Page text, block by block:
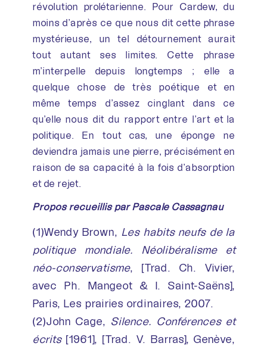
révolution prolétarienne. Pour Cardew, du
moins d’après ce que nous dit cette phrase
mystérieuse, un tel détournement aurait
tout autant ses limites. Cette phrase
m’interpelle depuis longtemps ; elle a
quelque chose de très poétique et en
même temps d’assez cinglant dans ce
qu’elle nous dit du rapport entre l’art et la
politique. En tout cas, une éponge ne
deviendra jamais une pierre, précisément en
raison de sa capacité à la fois d’absorption
et de rejet.
Propos recueillis par Pascale Cassagnau
(1)Wendy Brown, Les habits neufs de la
politique mondiale. Néolibéralisme et
néo-conservatisme, [Trad. Ch. Vivier,
avec Ph. Mangeot & I. Saint-Saëns],
Paris, Les prairies ordinaires, 2007.
(2)John Cage, Silence. Conférences et
écrits [1961], [Trad. V. Barras], Genève,